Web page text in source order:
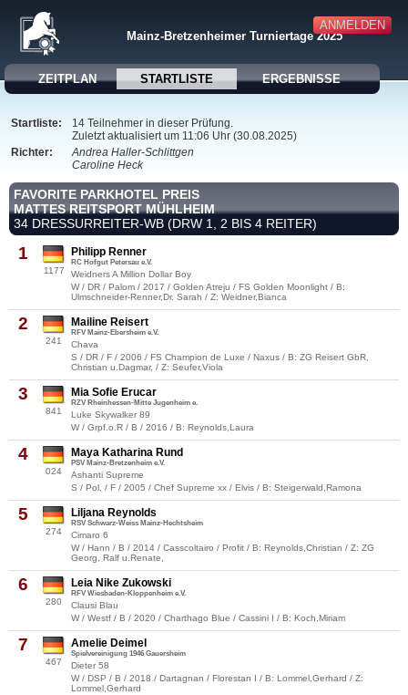
ANMELDEN
Mainz-Bretzenheimer Turniertage 2025
ZEITPLAN STARTLISTE ERGEBNISSE
Startliste:
14 Teilnehmer in dieser Prüfung.
Zuletzt aktualisiert um 11:06 Uhr (30.08.2025)
Richter:
Andrea Haller-Schlittgen
Caroline Heck
FAVORITE PARKHOTEL PREIS
MATTES REITSPORT MÜHLHEIM
34 DRESSURREITER-WB (DRW 1, 2 BIS 4 REITER)
1
1177
Philipp Renner
RC Hofgut Petersau e.V.
Weidners A Million Dollar Boy
W / DR / Palom / 2017 / Golden Atreju / FS Golden Moonlight / B:
Ulmschneider-Renner,Dr. Sarah / Z: Weidner,Bianca
2
241
Mailine Reisert
RFV Mainz-Ebersheim e.V.
Chava
S / DR / F / 2006 / FS Champion de Luxe / Naxus / B: ZG Reisert GbR,
Christian u.Dagmar, / Z: Seufer,Viola
3
841
Mia Sofie Erucar
RZV Rheinhessen-Mitte Jugenheim e.
Luke Skywalker 89
W / Grpf.o.R / B / 2016 / B: Reynolds,Laura
4
024
Maya Katharina Rund
PSV Mainz-Bretzenheim e.V.
Ashanti Supreme
S / Pol. / F / 2005 / Chef Supreme xx / Elvis / B: Steigerwald,Ramona
5
274
Liljana Reynolds
RSV Schwarz-Weiss Mainz-Hechtsheim
Cimaro 6
W / Hann / B / 2014 / Casscoltairo / Profit / B: Reynolds,Christian / Z: ZG
Georg, Ralf u.Renate,
6
280
Leia Nike Zukowski
RFV Wiesbaden-Kloppenheim e.V.
Clausi Blau
W / Westf / B / 2020 / Charthago Blue / Cassini I / B: Koch,Miriam
7
467
Amelie Deimel
Spielvereinigung 1946 Gauersheim
Dieter 58
W / DSP / B / 2018 / Dartagnan / Florestan I / B: Lommel,Gerhard / Z:
Lommel,Gerhard